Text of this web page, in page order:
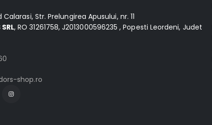
Str. Prelungirea Apusului, nr. 11
, RO 31261758, J2013000596235 , Popesti Leordeni, Judet
shop.ro